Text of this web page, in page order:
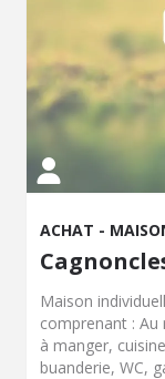
ACHAT -
Maison
comprenant : Au
à manger,
buanderie, WC,